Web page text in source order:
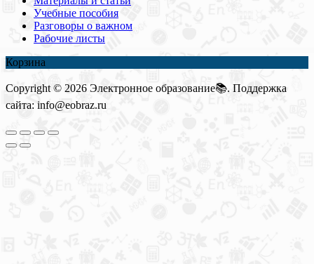
Учебные пособия
Разговоры о важном
Рабочие листы
Корзина
Copyright © 2026 Электронное образование📚. Поддержка
сайта: info@eobraz.ru